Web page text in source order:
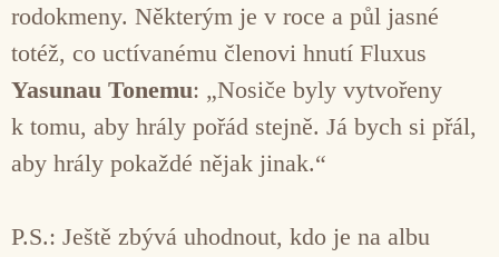
rodokmeny. Některým je v roce a půl jasné
totéž, co uctívanému členovi hnutí Fluxus
Yasunau Tonemu: „Nosiče byly vytvořeny
k tomu, aby hrály pořád stejně. Já bych si přál,
aby hrály pokaždé nějak jinak.“
P.S.: Ještě zbývá uhodnout, kdo je na albu